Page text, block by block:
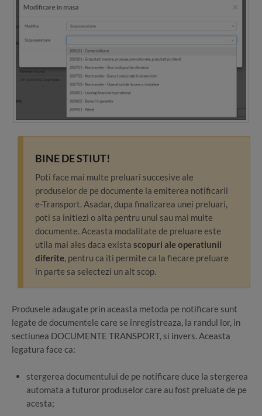
BINE DE STIUT!
Poti face mai multe preluari succesive ale
produselor de pe documente la emiterea notificarii
e-Transport. Asadar, dupa finalizarea unei preluari,
poti sa initiezi o alta pentru unul sau mai multe
documente. Aceasta modalitate de preluare este
utila mai ales daca exista scopuri ale operatiunii
diferite, pentru ca iti permite ca la fiecare preluare
in parte sa selectezi un alt scop.
Produsele adaugate prin aceasta metoda pe notificare sunt
legate de documentele care se inregistreaza, la randul lor, in
sectiunea DOCUMENTE TRANSPORT, si invers. Aceasta
legatura face ca:
stergerea documentului de pe notificare duce la stergerea
automata a tuturor produselor care au fost preluate de pe
acesta;